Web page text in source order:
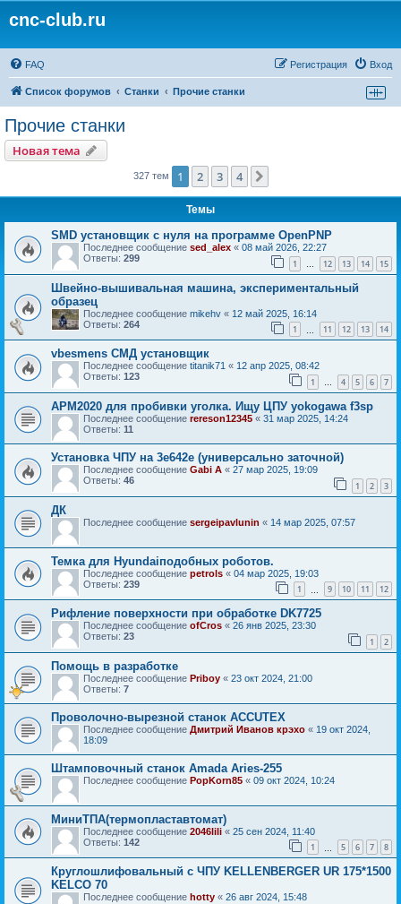
cnc-club.ru
FAQ Вход
Регистрация
Список форумов Станки Прочие станки
Прочие станки
Новая тема
327 тем 1 2 3 4
Темы
SMD установщик c нуля на программе OpenPNP
Последнее сообщение sed_alex « 08 май 2026, 22:27
Ответы: 299 1 … 12 13 14 15
Швейно-вышивальная машина, экспериментальный
образец
Последнее сообщение mikehv « 12 май 2025, 16:14
Ответы: 264 1 11 12 13 14
vbesmens СМД установщик
Последнее сообщение titanik71 « 12 апр 2025, 08:42
Ответы: 123 1 … 4 5 6 7
APM2020 для пробивки уголка. Ищу ЦПУ yokogawa f3sp
Последнее сообщение rereson12345 « 31 мар 2025, 14:24
Ответы: 11
Установка ЧПУ на 3е642е (универсально заточной)
Последнее сообщение Gabi A « 27 мар 2025, 19:09
Ответы: 46 1 2 3
ДК
Последнее сообщение sergeipavlunin « 14 мар 2025, 07:57
Темка для Hyundaiподобных роботов.
Последнее сообщение petrols « 04 мар 2025, 19:03
Ответы: 239 1 9 10 11 12
Рифление поверхности при обработке DK7725
Последнее сообщение ofCros « 26 янв 2025, 23:30
Ответы: 23 1 2
Помощь в разработке
Последнее сообщение Priboy « 23 окт 2024, 21:00
Ответы: 7
Проволочно-вырезной станок ACCUTEX
Последнее сообщение Дмитрий Иванов крэхо « 19 окт 2024,
18:09
Штамповочный станок Amada Aries-255
Последнее сообщение PopKorn85 « 09 окт 2024, 10:24
МиниТПА(термопластавтомат)
Последнее сообщение 2046lili « 25 сен 2024, 11:40
Ответы: 142 1 5 6 7 8
Круглошлифовальный с ЧПУ KELLENBERGER UR 175*1500
KELCO 70
Последнее сообщение hotty « 26 авг 2024, 15:48